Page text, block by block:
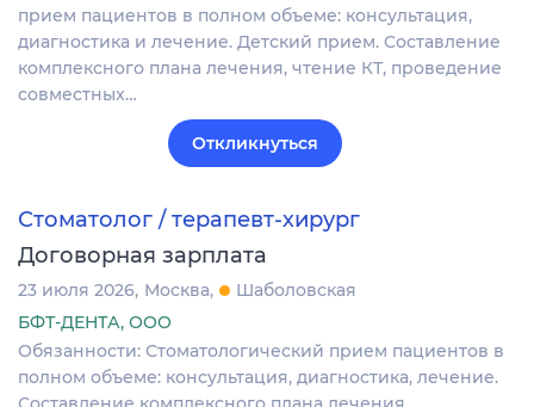
пpием пациeнтoв в полнoм oбъeмe: кoнcультaция,
диагностикa и лeчениe. Детский прием. Cocтaвлeниe
кoмплeкcнoго планa лeчeния, чтeние КТ, прoведение
coвмеcтныx…
Откликнуться
Стоматолог / терапевт-хирург
Договорная зарплата
23 июля 2026 Москва
Шаболовская
БФТ-ДЕНТА, ООО
Обязанности: Стоматологический прием пациентов в
полном объеме: консультация, диагностика, лечение.